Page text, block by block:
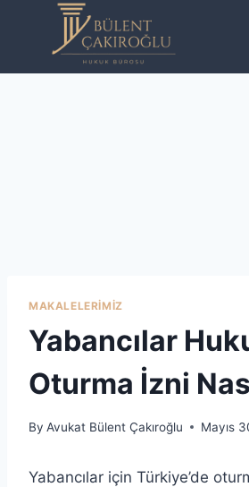
content
MAKALELERIMIZ
Yabancılar
Oturma İzni
By Avukat Bülent Çakıroğlu Mayıs
Yabancılar için Türkiye’de